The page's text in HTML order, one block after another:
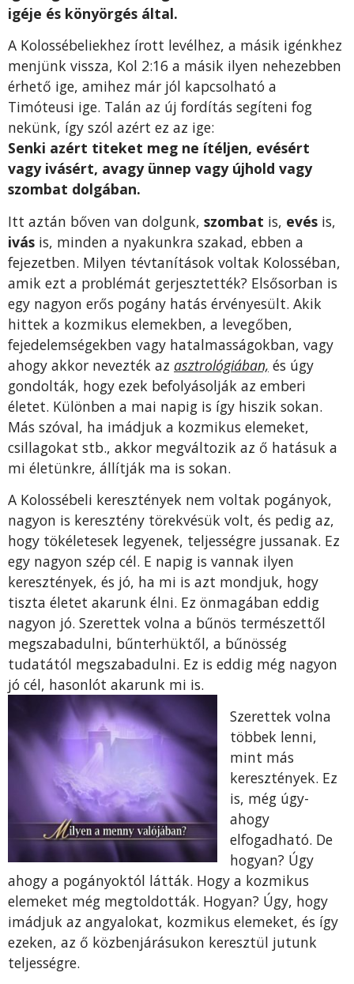
igéje és könyörgés által.
A Kolossébeliekhez írott levélhez, a másik igénkhez
menjünk vissza, Kol 2:16 a másik ilyen nehezebben
érhető ige, amihez már jól kapcsolható a
Timóteusi ige. Talán az új fordítás segíteni fog
nekünk, így szól azért ez az ige:
Senki azért titeket meg ne ítéljen, evésért
vagy ivásért, avagy ünnep vagy újhold vagy
szombat dolgában.
Itt aztán bőven van dolgunk, szombat is, evés is,
ivás is, minden a nyakunkra szakad, ebben a
fejezetben. Milyen tévtanítások voltak Kolosséban,
amik ezt a problémát gerjesztették? Elsősorban is
egy nagyon erős pogány hatás érvényesült. Akik
hittek a kozmikus elemekben, a levegőben,
fejedelemségekben vagy hatalmasságokban, vagy
ahogy akkor nevezték az asztrológiában, és úgy
gondolták, hogy ezek befolyásolják az emberi
életet. Különben a mai napig is így hiszik sokan.
Más szóval, ha imádjuk a kozmikus elemeket,
csillagokat stb., akkor megváltozik az ő hatásuk a
mi életünkre, állítják ma is sokan.
A Kolossébeli keresztények nem voltak pogányok,
nagyon is keresztény törekvésük volt, és pedig az,
hogy tökéletesek legyenek, teljességre jussanak. Ez
egy nagyon szép cél. E napig is vannak ilyen
keresztények, és jó, ha mi is azt mondjuk, hogy
tiszta életet akarunk élni. Ez önmagában eddig
nagyon jó. Szerettek volna a bűnös természettől
megszabadulni, bűnterhüktől, a bűnösség
tudatától megszabadulni. Ez is eddig még nagyon
jó cél, hasonlót akarunk mi is.
Szerettek volna
többek lenni,
mint más
keresztények. Ez
is, még úgy-
ahogy
elfogadható. De
hogyan? Úgy
ahogy a pogányoktól látták. Hogy a kozmikus
elemeket még megtoldották. Hogyan? Úgy, hogy
imádjuk az angyalokat, kozmikus elemeket, és így
ezeken, az ő közbenjárásukon keresztül jutunk
teljességre.